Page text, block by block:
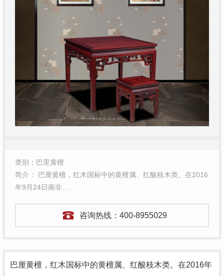
类别：巴里黄檀
简介： 巴厘黄檀，红木国标中的黄檀属、红酸枝木类。在2016
年9月24日南非…
咨询热线： 400-8955029
巴厘黄檀，红木国标中的黄檀属、红酸枝木类。在2016年